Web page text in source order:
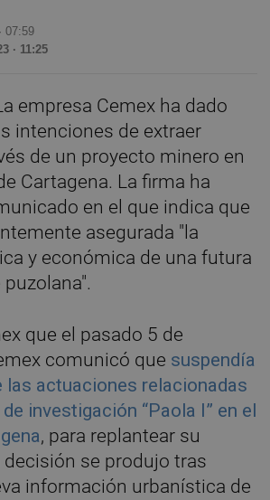
07:59
· 11:25
empresa Cemex ha dado
intenciones de extraer
de un proyecto minero en
Cartagena. La firma ha
en el que indica que
asegurada "la
y económica de una futura
que el pasado 5 de
comunicó que suspendía
las actuaciones relacionadas
investigación “Paola I” en el
, para replantear su
decisión se produjo tras
información urbanística de